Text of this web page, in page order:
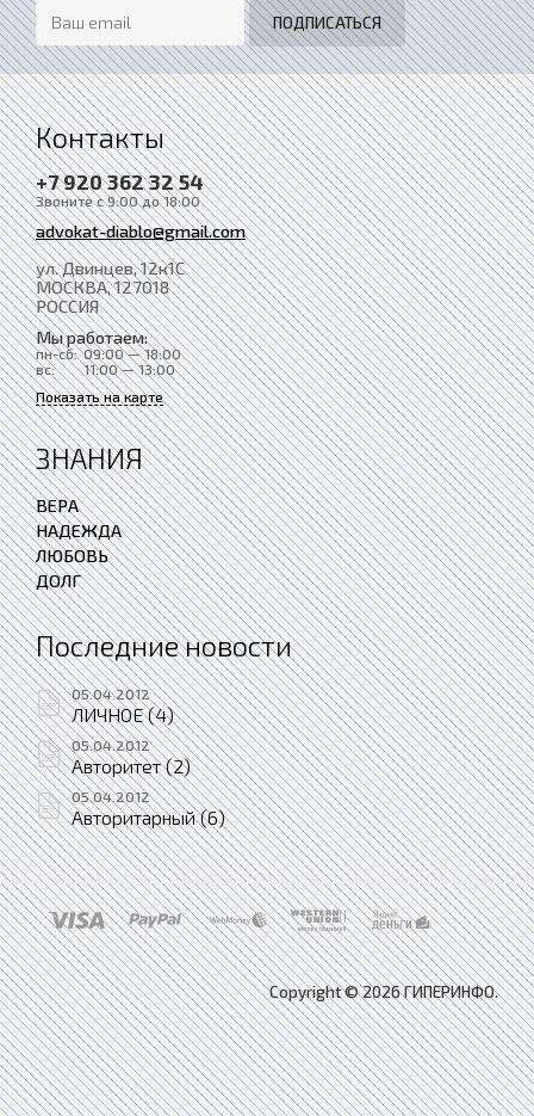
Контакты
+7 920 362 32 54
Звоните с 9:00 до 18:00
advokat-diablo@gmail.com
ул. Двинцев, 12к1С
МОСКВА, 127018
РОССИЯ
Мы работаем:
пн-сб: 09:00 — 18:00
вс:
11:00 — 13:00
Показать на карте
ЗНАНИЯ
ВЕРА
НАДЕЖДА
ЛЮБОВЬ
ДОЛГ
Последние новости
05.04.2012
ЛИЧНОЕ (4)
05.04.2012
Авторитет (2)
05.04.2012
Авторитарный (6)
Copyright © 2026 ГИПЕРИНФО.